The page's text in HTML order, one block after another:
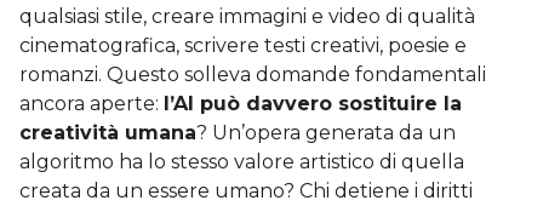
qualsiasi stile, creare immagini e video di qualità
cinematografica, scrivere testi creativi, poesie e
romanzi. Questo solleva domande fondamentali
ancora aperte: l’AI può davvero sostituire la
creatività umana? Un’opera generata da un
algoritmo ha lo stesso valore artistico di quella
creata da un essere umano? Chi detiene i diritti